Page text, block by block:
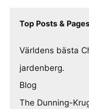
Top Posts &
Världens bästa
jardenberg.
Blog
The Dunning-